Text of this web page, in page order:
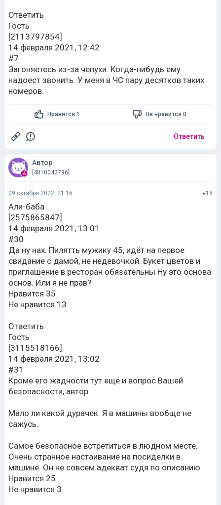
Ответить
Гость
[2113797854]
14 февраля 2021, 12:42
#7
Загоняетесь из-за чепухи. Когда-нибудь ему
надоест звонить. У меня в ЧС пару десятков таких
номеров.
Нравится 1 Не нравится 0
Ответить
Автор
[4010042796]
09 октября 2022, 21:16 #18
Али-баба
[2575865847]
14 февраля 2021, 13:01
#30
Да ну нах. Пилятть мужику 45, идёт на первое
свидание с дамой, не недевочкой. Букет цветов и
приглашение в ресторан обязательны Ну это основа
основ. Или я не прав?
Нравится 35
Не нравится 13
Ответить
Гость
[3115518166]
14 февраля 2021, 13:02
#31
Кроме его жадности тут ещё и вопрос Вашей
безопасности, автор.
Мало ли какой дурачек. Я в машины вообще не
сажусь.
Самое безопасное встретиться в людном месте.
Очень странное настаивание на посиделки в
машине. Он не совсем адекват судя по описанию.
Нравится 25
Не нравится 3